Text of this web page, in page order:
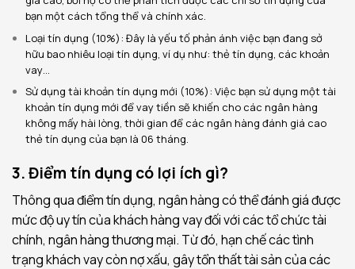
bạn một cách tổng thể và chính xác.
Loại tín dụng (10%): Đây là yếu tố phản ánh việc bạn đang sở
hữu bao nhiêu loại tín dụng, ví dụ như: thẻ tín dụng, các khoản
vay…
Sử dụng tài khoản tín dụng mới (10%): Việc bạn sử dụng một tài
khoản tín dụng mới để vay tiền sẽ khiến cho các ngân hàng
không mấy hài lòng, thời gian để các ngân hàng đánh giá cao
thẻ tín dụng của bạn là 06 tháng.
3. Điểm tín dụng có lợi ích gì?
Thông qua điểm tín dụng, ngân hàng có thể đánh giá được
mức độ uy tín của khách hàng vay đối với các tổ chức tài
chính, ngân hàng thương mại. Từ đó, hạn chế các tình
trạng khách vay còn nợ xấu, gây tổn thất tài sản của các